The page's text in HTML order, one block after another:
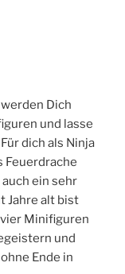
Dich
und lasse
dich als Ninja
Feuerdrache
ein sehr
Jahre alt bist
Minifiguren
und
Ende in